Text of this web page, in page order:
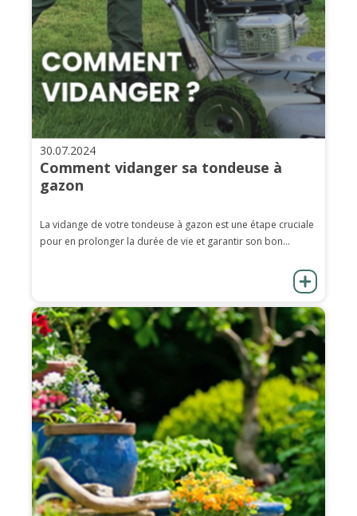
30.07.2024
Comment vidanger sa tondeuse à
gazon
La vidange de votre tondeuse à gazon est une étape cruciale
pour en prolonger la durée de vie et garantir son bon...